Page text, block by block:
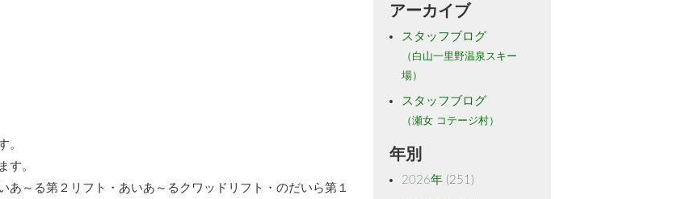
。
す。
あ～る第２リフト・あいあ～るクワッドリフト・のだいら第１
アーカイブ
スタッフブログ
（白山一里野温泉スキー
場）
スタッフブログ
（瀬女 コテージ村）
年別
2026年 (251)